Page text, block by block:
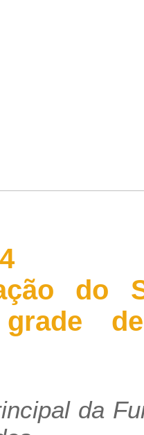
do
grade
da